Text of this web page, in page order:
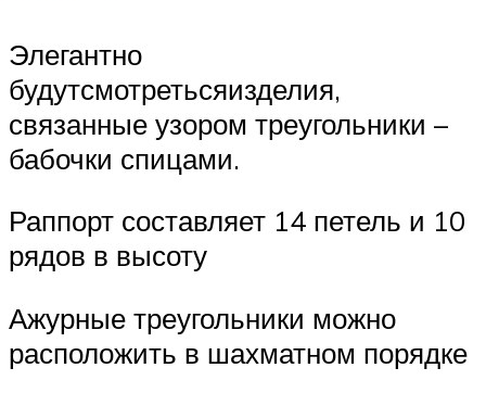
Элегантно
будутсмотретьсяизделия,
связанные узором треугольники –
бабочки спицами.
Раппорт составляет 14 петель и 10
рядов в высоту
Ажурные треугольники можно
расположить в шахматном порядке